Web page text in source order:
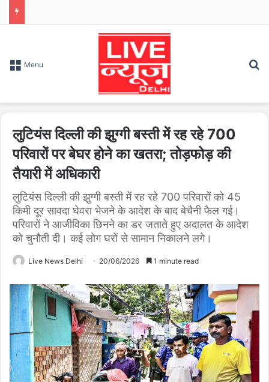
Menu
लुटियंस दिल्ली की झुग्गी बस्ती में रह रहे 700
परिवारों पर बेघर होने का खतरा; तोड़फोड़ की
तैयारी में अधिकारी
लुटियंस दिल्ली की झुग्गी बस्ती में रह रहे 700 परिवारों को 45
किमी दूर सावदा घेवरा भेजने के आदेश के बाद बेचैनी फैल गई।
परिवारों ने आजीविका छिनने का डर जताते हुए अदालत के आदेश
को चुनौती दी। कई लोग घरों से सामान निकालने लगे।
Live News Delhi 20/06/2026 1 minute read